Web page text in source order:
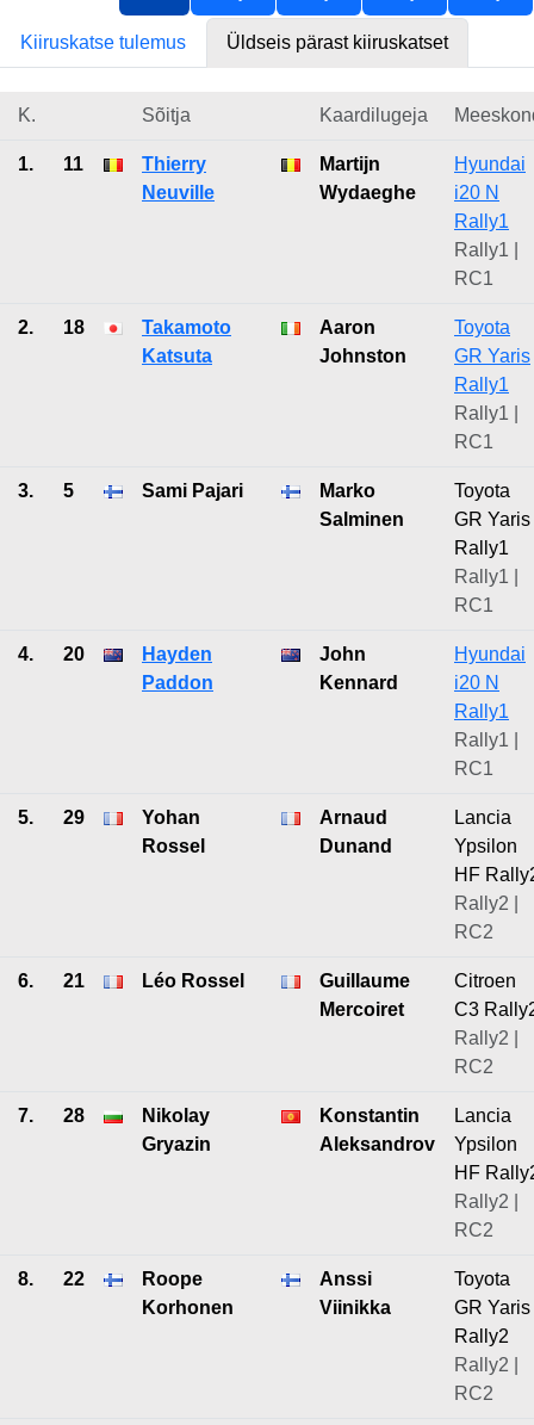
Kiiruskatse tulemus Üldseis pärast kiiruskatset
K. Sõitja Kaardilugeja
1. 11
Thierry
Neuville
Martijn
Wydaeghe
Hyundai
i20 N
Rally1
Rally1 |
RC1
2. 18
Takamoto
Katsuta
Aaron
Johnston
Toyota
GR Yaris
Rally1
Rally1 |
RC1
3. 5 Sami Pajari
Marko
Salminen
Toyota
GR Yaris
Rally1
Rally1 |
RC1
4. 20
Hayden
Paddon
John
Kennard
Hyundai
i20 N
Rally1
Rally1 |
RC1
5. 29
Yohan
Rossel
Arnaud
Dunand
Lancia
Ypsilon
HF
Rally2 |
RC2
6. 21 Léo Rossel
Guillaume
Mercoiret
Citroen
C3
Rally2 |
RC2
7. 28
Nikolay
Gryazin
Konstantin
Aleksandrov
Lancia
Ypsilon
HF
Rally2 |
RC2
8. 22
Roope
Korhonen
Anssi
Viinikka
Toyota
GR Yaris
Rally2
Rally2 |
RC2